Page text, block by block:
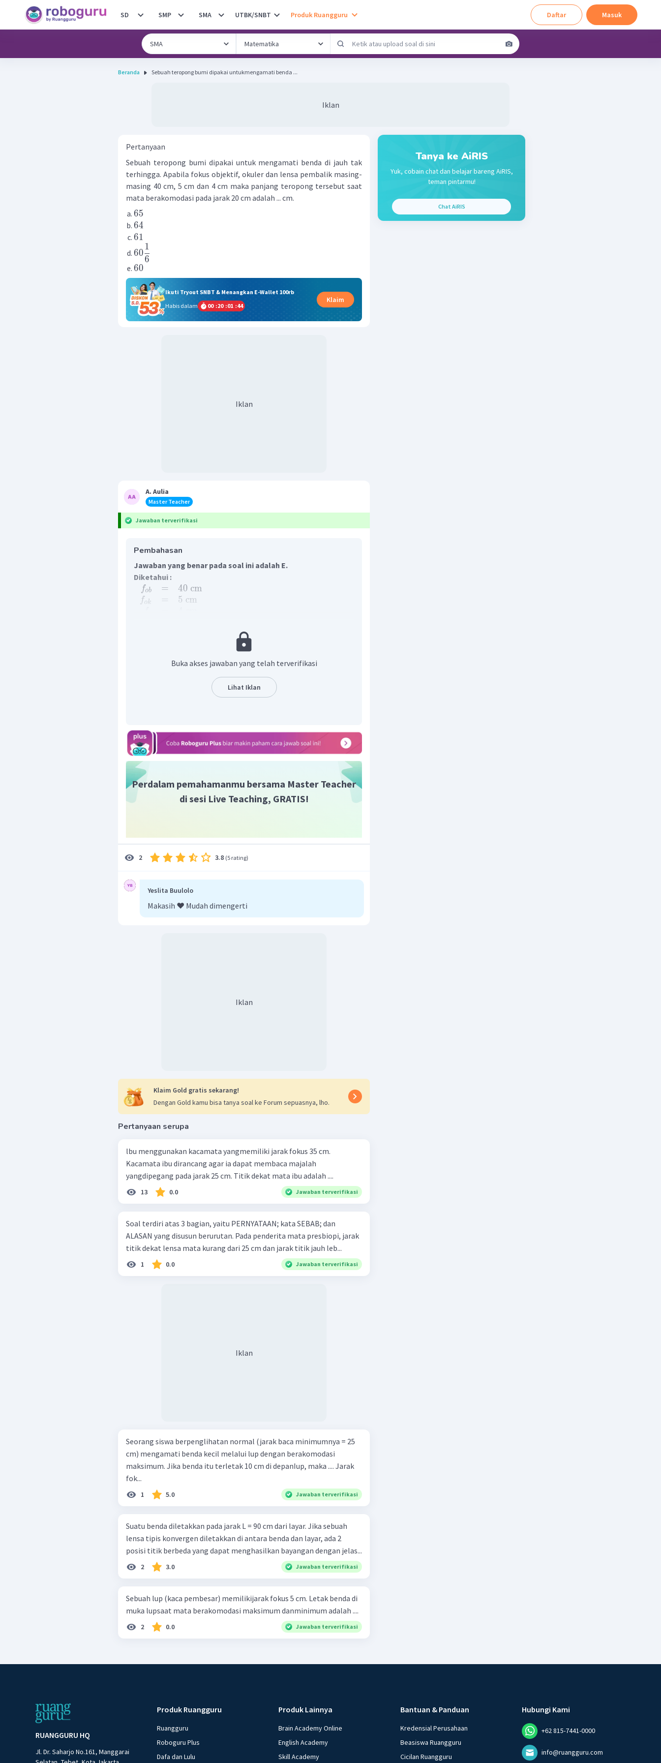
SD SMP SMA UTBK/SNBT Produk Ruangguru Daftar Masuk
Beranda Sebuah teropong bumi dipakai untukmengamati benda ...
Iklan
Pertanyaan
Sebuah teropong bumi dipakai untuk mengamati benda di jauh tak
terhingga. Apabila fokus objektif, okuler dan lensa pembalik masing-
masing 40 cm, 5 cm dan 4 cm maka panjang teropong tersebut saat
mata berakomodasi pada jarak 20 cm adalah ... cm.
65
64
61
60
6
1
60
Ikuti Tryout SNBT & Menangkan E-Wallet 100rb
Habis dalam
00 :20 :01 :43
Klaim
Iklan
A. Aulia
Master Teacher
Jawaban terverifikasi
Pembahasan
Jawaban yang benar pada soal ini adalah E.
Diketahui :
fob
fok
=
=
40 cm
5 cm
panjang teropong bumi?
Pembahasan :
Teropong bumi terdiri dari tiga lensa cembung yaitu lensa
objektif, lensa okuler dan lensa pembalik.Panjang teropong bumi
dapat dihitung dengan persamaan berikut.
d
=
=
ob p ok
40 +4(4)+4
40+16+4
Jadi, jawaban yang tepat adalah E.
Buka akses jawaban yang telah terverifikasi
Lihat Iklan
Perdalam pemahamanmu bersama Master Teacher
di sesi Live Teaching, GRATIS!
2 3.8 (5 rating)
Yeslita Buulolo
Makasih ❤️ Mudah dimengerti
Iklan
Klaim Gold gratis sekarang!
Dengan Gold kamu bisa tanya soal ke Forum sepuasnya, lho.
Pertanyaan serupa
lbu menggunakan kacamata yangmemiliki jarak fokus 35 cm.
Kacamata ibu dirancang agar ia dapat membaca majalah
yangdipegang pada jarak 25 cm. Titik dekat mata ibu adalah ....
13 0.0 Jawaban terverifikasi
Soal terdiri atas 3 bagian, yaitu PERNYATAAN; kata SEBAB; dan
ALASAN yang disusun berurutan. Pada penderita mata presbiopi, jarak
titik dekat lensa mata kurang dari 25 cm dan jarak titik jauh leb...
1 0.0 Jawaban terverifikasi
Iklan
Seorang siswa berpenglihatan normal (jarak baca minimumnya = 25
cm) mengamati benda kecil melalui lup dengan berakomodasi
maksimum. Jika benda itu terletak 10 cm di depanIup, maka .... Jarak
fok...
1 5.0 Jawaban terverifikasi
Suatu benda diletakkan pada jarak L = 90 cm dari layar. Jika sebuah
lensa tipis konvergen diletakkan di antara benda dan layar, ada 2
posisi titik berbeda yang dapat menghasilkan bayangan dengan jelas...
2 3.0 Jawaban terverifikasi
Sebuah lup (kaca pembesar) memilikijarak fokus 5 cm. Letak benda di
muka lupsaat mata berakomodasi maksimum danminimum adalah ....
2 0.0 Jawaban terverifikasi
Tanya ke AiRIS
Yuk, cobain chat dan belajar bareng AiRIS,
teman pintarmu!
Chat AiRIS
RUANGGURU HQ
Jl. Dr. Saharjo No.161, Manggarai
Produk Ruangguru
Ruangguru
Roboguru Plus
Dafa dan Lulu
Produk Lainnya
Brain Academy Online
English Academy
Skill Academy
Bantuan & Panduan
Kredensial Perusahaan
Beasiswa Ruangguru
Cicilan Ruangguru
Hubungi Kami
+62 815-7441-0000
info@ruangguru.com